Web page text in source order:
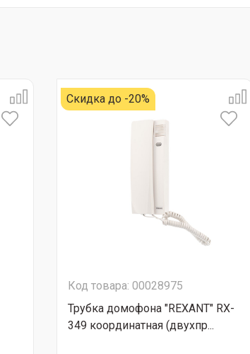
Скидка до -20%
Код товара: 00028975
Трубка домофона "REXANT" RX-
349 координатная (двухпр...